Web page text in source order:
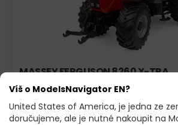
MASSEY FERGUSON 8260 X-TRA
2 015,00 KČ
Víš o ModelsNavigator EN?
United States of America, je jedna ze
doručujeme, ale je nutné nakoupit na